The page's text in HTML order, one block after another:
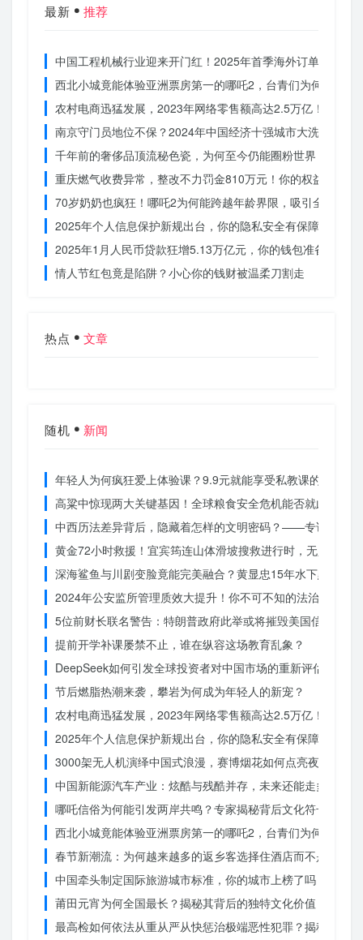
最新 推荐
中国工程机械行业迎来开门红！2025年首季海外订单激增，
西北小城竟能体验亚洲票房第一的哪吒2，台青们为何如此惊
农村电商迅猛发展，2023年网络零售额高达2.5万亿！你还在
南京守门员地位不保？2024年中国经济十强城市大洗牌
千年前的奢侈品顶流秘色瓷，为何至今仍能圈粉世界？揭秘
重庆燃气收费异常，整改不力罚金810万元！你的权益被侵犯
70岁奶奶也疯狂！哪吒2为何能跨越年龄界限，吸引全民观影
2025年个人信息保护新规出台，你的隐私安全有保障了吗？
2025年1月人民币贷款狂增5.13万亿元，你的钱包准备好了吗
情人节红包竟是陷阱？小心你的钱财被温柔刀割走
热点 文章
随机 新闻
年轻人为何疯狂爱上体验课？9.9元就能享受私教课的秘密
高粱中惊现两大关键基因！全球粮食安全危机能否就此终结？
中西历法差异背后，隐藏着怎样的文明密码？——专访南京
黄金72小时救援！宜宾筠连山体滑坡搜救进行时，无人机遥
深海鲨鱼与川剧变脸竟能完美融合？黄显忠15年水下默剧惊
2024年公安监所管理质效大提升！你不可不知的法治文明新
5位前财长联名警告：特朗普政府此举或将摧毁美国信誉？
提前开学补课屡禁不止，谁在纵容这场教育乱象？
DeepSeek如何引发全球投资者对中国市场的重新评估？
节后燃脂热潮来袭，攀岩为何成为年轻人的新宠？
农村电商迅猛发展，2023年网络零售额高达2.5万亿！你还在
2025年个人信息保护新规出台，你的隐私安全有保障了吗？
3000架无人机演绎中国式浪漫，赛博烟花如何点亮夜空？
中国新能源汽车产业：炫酷与残酷并存，未来还能走多远？
哪吒信俗为何能引发两岸共鸣？专家揭秘背后文化符号的力量
西北小城竟能体验亚洲票房第一的哪吒2，台青们为何如此惊
春节新潮流：为何越来越多的返乡客选择住酒店而不是家里？
中国牵头制定国际旅游城市标准，你的城市上榜了吗？
莆田元宵为何全国最长？揭秘其背后的独特文化价值
最高检如何依法从重从严从快惩治极端恶性犯罪？揭秘重大